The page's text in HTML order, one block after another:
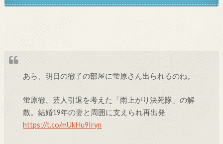
あら、明日の徹子の部屋に蛍原さん出られるのね。
蛍原徹、芸人引退を考えた「雨上がり決死隊」の解
散。結婚19年の妻と周囲に支えられ再出発
https://t.co/mUkHu9Iryn